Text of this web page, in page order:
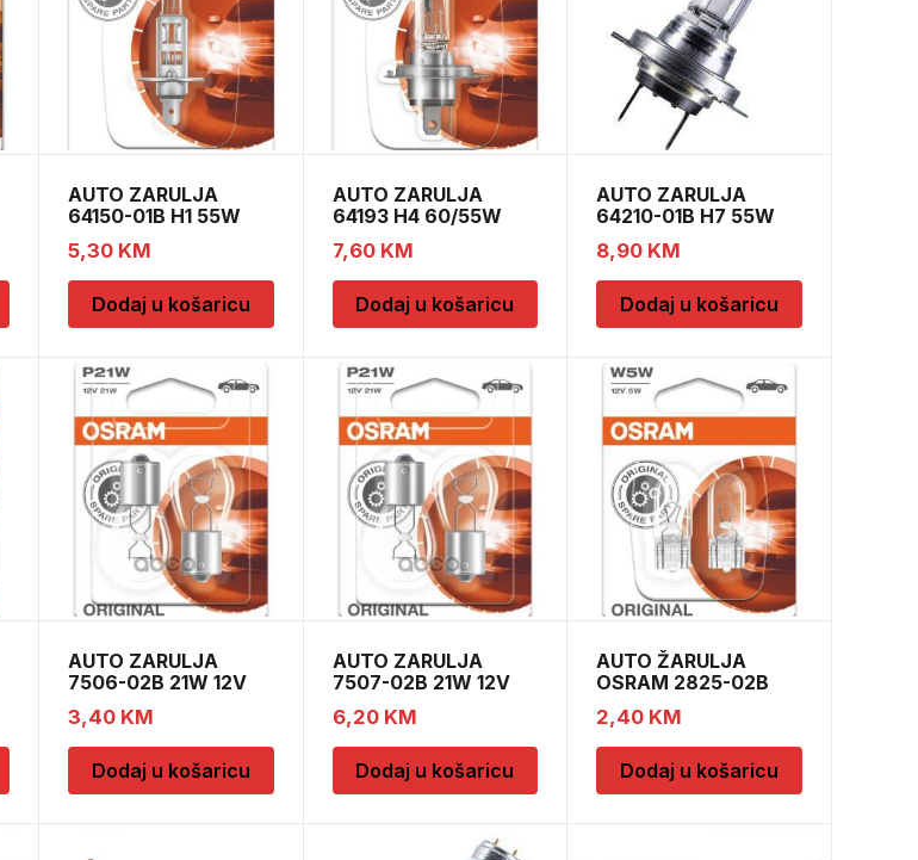
AUTO ZARULJA
64150-01B H1 55W
12V P14,5s
5,30 KM
Dodaj u košaricu
AUTO ZARULJA
64193 H4 60/55W
12V P43T BL
7,60 KM
Dodaj u košaricu
AUTO ZARULJA
64210-01B H7 55W
12V PX26D
8,90 KM
Dodaj u košaricu
AUTO ZARULJA
7506-02B 21W 12V
BA15s BLI2
3,40 KM
Dodaj u košaricu
AUTO ZARULJA
7507-02B 21W 12V
BAU15s BLI
6,20 KM
Dodaj u košaricu
AUTO ŽARULJA
OSRAM 2825-02B
5W 12V W2,1×9,5d
BLI2
2,40 KM
Dodaj u košaricu